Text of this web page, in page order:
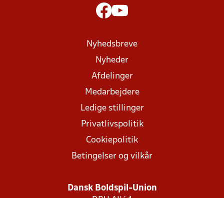
Nyhedsbreve
Nyheder
Afdelinger
Medarbejdere
Ledige stillinger
Privatlivspolitik
Cookiepolitik
Betingelser og vilkår
Dansk Boldspil-Union